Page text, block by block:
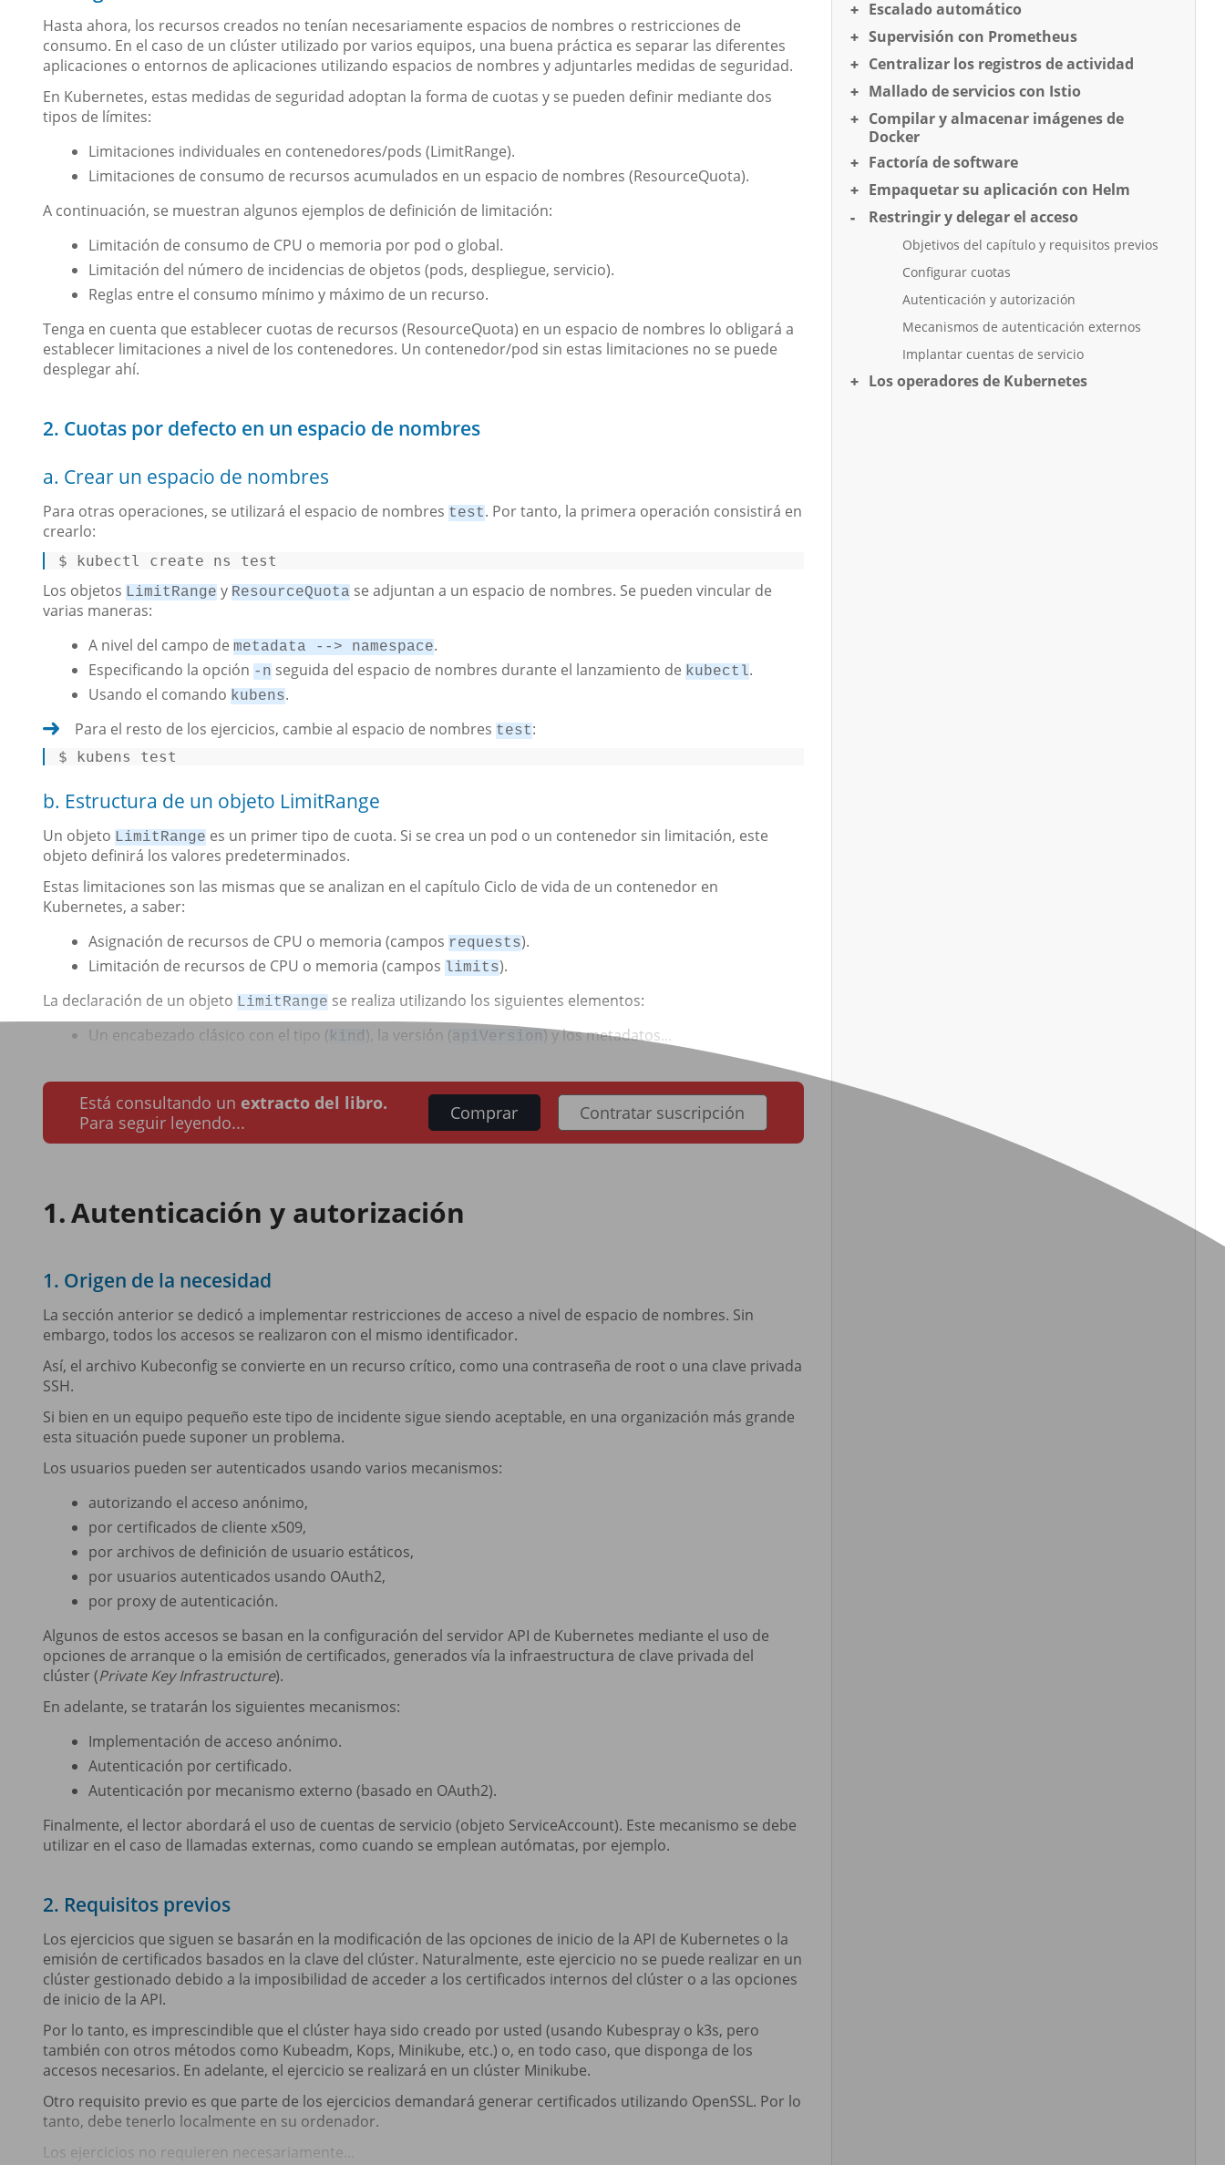
Hasta ahora, los recursos creados no tenían necesariamente espacios de nombres o restricciones de
consumo. En el caso de un clúster utilizado por varios equipos, una buena práctica es separar las diferentes
aplicaciones o entornos de aplicaciones utilizando espacios de nombres y adjuntarles medidas de seguridad.
En Kubernetes, estas medidas de seguridad adoptan la forma de cuotas y se pueden definir mediante dos
tipos de límites:
Limitaciones individuales en contenedores/pods (LimitRange).
Limitaciones de consumo de recursos acumulados en un espacio de nombres (ResourceQuota).
A continuación, se muestran algunos ejemplos de definición de limitación:
Limitación de consumo de CPU o memoria por pod o global.
Limitación del número de incidencias de objetos (pods, despliegue, servicio).
Reglas entre el consumo mínimo y máximo de un recurso.
Tenga en cuenta que establecer cuotas de recursos (ResourceQuota) en un espacio de nombres lo obligará a
establecer limitaciones a nivel de los contenedores. Un contenedor/pod sin estas limitaciones no se puede
desplegar ahí.
2. Cuotas por defecto en un espacio de nombres
a. Crear un espacio de nombres
Para otras operaciones, se utilizará el espacio de nombres test. Por tanto, la primera operación consistirá en
crearlo:
$ kubectl create ns test
Los objetos LimitRange y ResourceQuota se adjuntan a un espacio de nombres. Se pueden vincular de
varias maneras:
A nivel del campo de metadata --> namespace.
Especificando la opción -n seguida del espacio de nombres durante el lanzamiento de kubectl.
Usando el comando kubens.
Para el resto de los ejercicios, cambie al espacio de nombres test:
$ kubens test
b. Estructura de un objeto LimitRange
Un objeto LimitRange es un primer tipo de cuota. Si se crea un pod o un contenedor sin limitación, este
objeto definirá los valores predeterminados.
Estas limitaciones son las mismas que se analizan en el capítulo Ciclo de vida de un contenedor en
Kubernetes, a saber:
Asignación de recursos de CPU o memoria (campos requests).
Limitación de recursos de CPU o memoria (campos limits).
La declaración de un objeto LimitRange se realiza utilizando los siguientes elementos:
Un encabezado clásico con el tipo (kind), la versión (apiVersion) y los metadatos...
Está consultando un extracto del libro.
Para seguir leyendo...
Comprar Contratar suscripción
Autenticación y autorización
1. Origen de la necesidad
La sección anterior se dedicó a implementar restricciones de acceso a nivel de espacio de nombres. Sin
embargo, todos los accesos se realizaron con el mismo identificador.
Así, el archivo Kubeconfig se convierte en un recurso crítico, como una contraseña de root o una clave privada
SSH.
Si bien en un equipo pequeño este tipo de incidente sigue siendo aceptable, en una organización más grande
esta situación puede suponer un problema.
Los usuarios pueden ser autenticados usando varios mecanismos:
autorizando el acceso anónimo,
por certificados de cliente x509,
por archivos de definición de usuario estáticos,
por usuarios autenticados usando OAuth2,
por proxy de autenticación.
Algunos de estos accesos se basan en la configuración del servidor API de Kubernetes mediante el uso de
opciones de arranque o la emisión de certificados, generados vía la infraestructura de clave privada del
clúster (Private Key Infrastructure).
En adelante, se tratarán los siguientes mecanismos:
Implementación de acceso anónimo.
Autenticación por certificado.
Autenticación por mecanismo externo (basado en OAuth2).
Finalmente, el lector abordará el uso de cuentas de servicio (objeto ServiceAccount). Este mecanismo se debe
utilizar en el caso de llamadas externas, como cuando se emplean autómatas, por ejemplo.
2. Requisitos previos
Los ejercicios que siguen se basarán en la modificación de las opciones de inicio de la API de Kubernetes o la
emisión de certificados basados en la clave del clúster. Naturalmente, este ejercicio no se puede realizar en un
clúster gestionado debido a la imposibilidad de acceder a los certificados internos del clúster o a las opciones
de inicio de la API.
Por lo tanto, es imprescindible que el clúster haya sido creado por usted (usando Kubespray o k3s, pero
también con otros métodos como Kubeadm, Kops, Minikube, etc.) o, en todo caso, que disponga de los
accesos necesarios. En adelante, el ejercicio se realizará en un clúster Minikube.
Otro requisito previo es que parte de los ejercicios demandará generar certificados utilizando OpenSSL. Por lo
tanto, debe tenerlo localmente en su ordenador.
Los ejercicios no requieren necesariamente...
Escalado automático
Supervisión con Prometheus
Centralizar los registros de actividad
Mallado de servicios con Istio
Compilar y almacenar imágenes de
Docker
Factoría de software
Empaquetar su aplicación con Helm
Restringir y delegar el acceso
Objetivos del capítulo y requisitos previos
Configurar cuotas
Autenticación y autorización
Mecanismos de autenticación externos
Implantar cuentas de servicio
Los operadores de Kubernetes